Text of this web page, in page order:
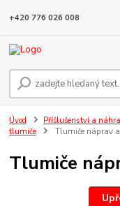
+420 776 026 008
Úvod Příšlušenství a
tlumiče
Tlumiče náprav
Tlumiče